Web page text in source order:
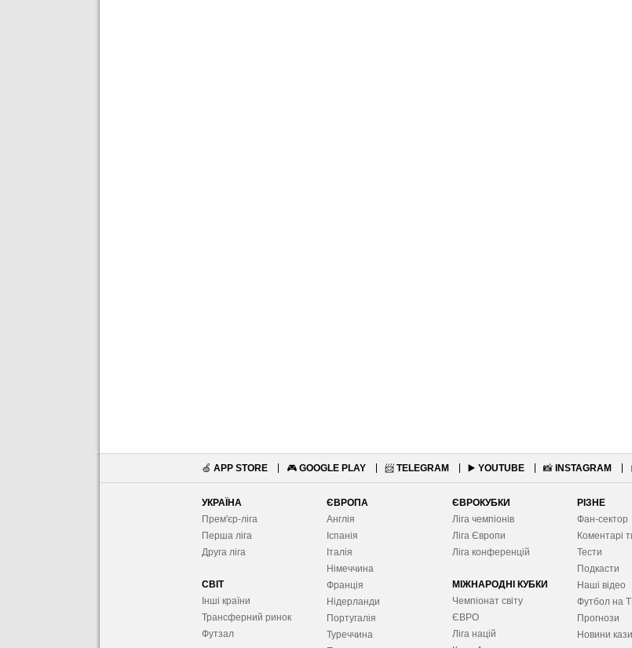
🍏 APP STORE 🎮 GOOGLE PLAY 📨 TELEGRAM ▶️ YOUTUBE 📸 INSTAGRAM
УКРАЇНА
Прем'єр-ліга
Перша ліга
Друга ліга
СВІТ
Інші країни
Трансферний ринок
Футзал
ЄВРОПА
Англія
Іспанія
Італія
Німеччина
Франція
Нідерланди
Португалія
Туреччина
ЄВРОКУБКИ
Ліга чемпіонів
Ліга Європи
Ліга конференцій
МІЖНАРОДНІ КУБКИ
Чемпіонат світу
ЄВРО
Ліга націй
РІЗНЕ
Фан-сектор
Коментарі
Тести
Подкасти
Наші відео
Футбол на
Прогнози
Новини